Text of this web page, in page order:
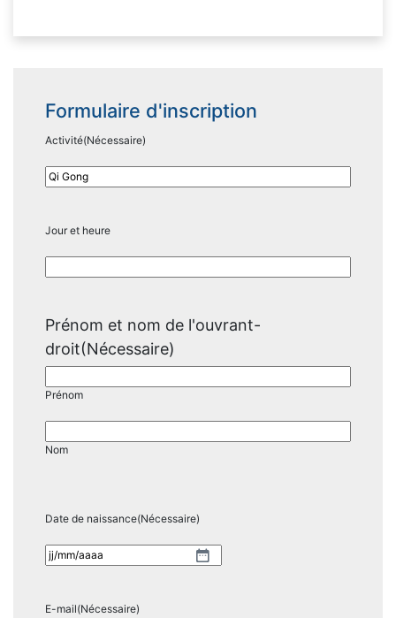
Formulaire d'inscription
Activité(Nécessaire)
Jour et heure
Prénom et nom de l'ouvrant-
droit(Nécessaire)
Prénom
Nom
Date de naissance(Nécessaire)
JJ
slash
E-mail(Nécessaire)